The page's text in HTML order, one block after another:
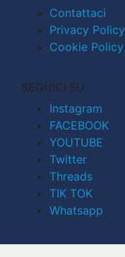
Contattaci
Privacy Policy
Cookie Policy
SEGUICI SU
Instagram
FACEBOOK
YOUTUBE
Twitter
Threads
TIK TOK
Whatsapp